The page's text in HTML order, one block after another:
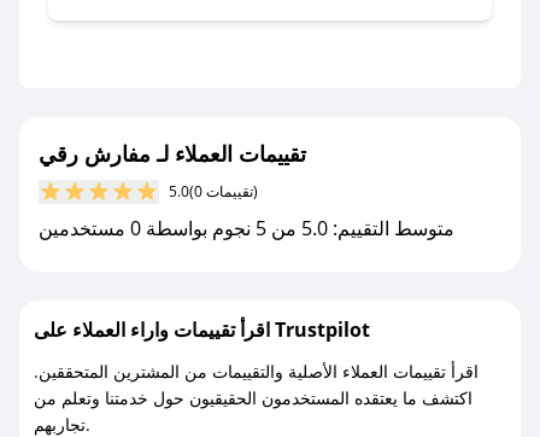
مع صحصح، تسوق بذكاء ووفّر على كل مشترياتك مع
كوبونات خصم حصرية من مفارش رقي!
تقييمات العملاء لـ مفارش رقي
5.0 (0 تقييمات)
متوسط التقييم: 5.0 من 5 نجوم بواسطة 0 مستخدمين
اقرأ تقييمات واراء العملاء على Trustpilot
اقرأ تقييمات العملاء الأصلية والتقييمات من المشترين المتحققين.
اكتشف ما يعتقده المستخدمون الحقيقيون حول خدمتنا وتعلم من
تجاربهم.